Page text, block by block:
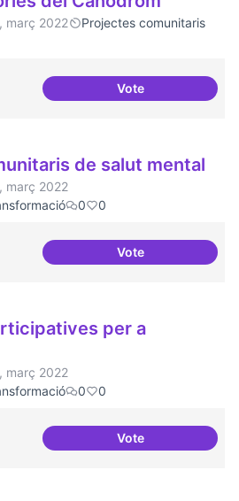
març 2022
Projectes comunitaris
VoteProjecte
de salut mental
març 2022
0 0
VoteProcessos
per a
març 2022
0 0
VoteDinàmiques